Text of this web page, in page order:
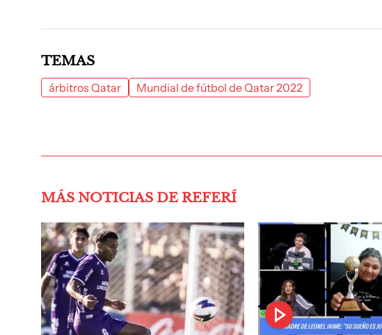
TEMAS
árbitros Qatar Mundial de fútbol de Qatar 2022
MÁS NOTICIAS DE REFERÍ